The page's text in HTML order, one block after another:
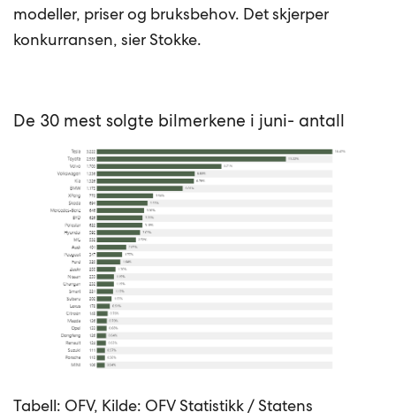
modeller, priser og bruksbehov. Det skjerper
konkurransen, sier Stokke.
De 30 mest solgte bilmerkene i juni- antall
Tabell: OFV, Kilde: OFV Statistikk / Statens